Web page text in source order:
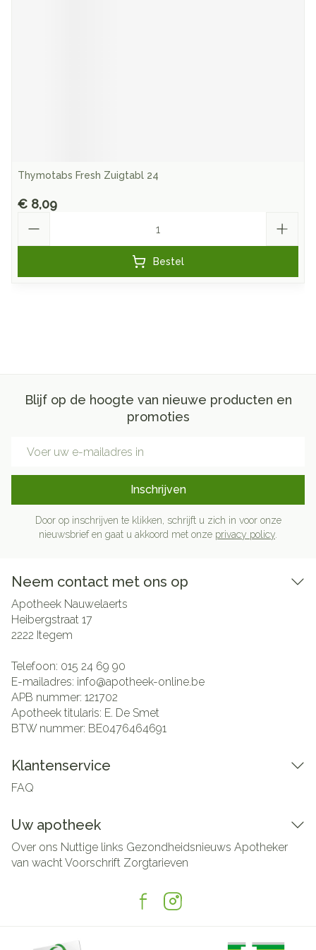
Thymotabs Fresh Zuigtabl 24
€ 8,09
Bestel
Blijf op de hoogte van nieuwe producten en
promoties
Inschrijven
Door op inschrijven te klikken, schrijft u zich in voor onze
nieuwsbrief en gaat u akkoord met onze privacy policy
Neem contact met ons op
Apotheek Nauwelaerts
Heibergstraat 17
2222 Itegem
Telefoon: 015 24 69 90
E-mailadres: info@apotheek-online.be
APB nummer: 121702
Apotheek titularis: E. De Smet
BTW nummer: BE0476464691
Klantenservice
FAQ
Uw apotheek
Over ons Nuttige links Gezondheidsnieuws Apotheker
van wachtVoorschrift Zorgtarieven